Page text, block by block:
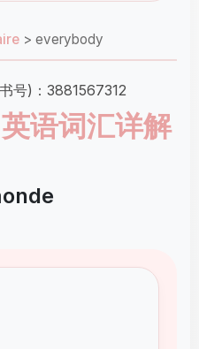
> everybody
号)：3881567312
语词汇详解